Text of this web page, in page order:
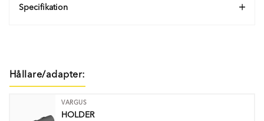
Specifikation
Hållare/adapter:
VARGUS
HOLDER